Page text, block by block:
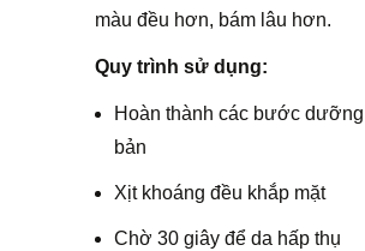
màu đều hơn, bám lâu hơn.
Quy trình sử dụng:
Hoàn thành các bước
bản
Xịt khoáng đều khắp mặt
Chờ 30 giây để da hấp thụ